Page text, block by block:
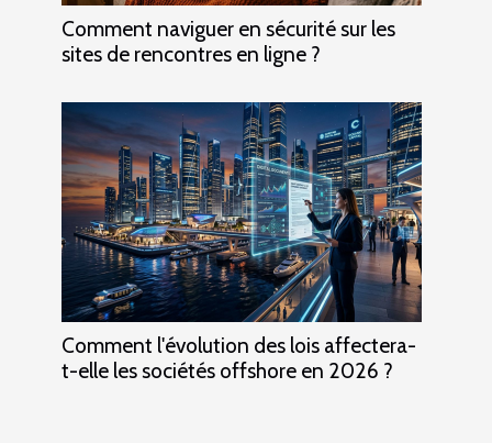
Comment naviguer en sécurité sur les
sites de rencontres en ligne ?
Comment l'évolution des lois affectera-
t-elle les sociétés offshore en 2026 ?